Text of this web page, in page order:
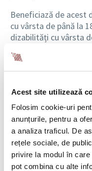
Acest site utilizează
Folosim cookie-uri
anunțurile, pentru a
a analiza traficul. De
rețele sociale, de
privire la modul în
pot combina cu alte
Beneficiază de acest
cu vârsta de până la
dizabilități cu vârsta
Dispozițiile legii nu
vaccinate la locul
angajatorului.
Pentru a nu afecta
angajatorului,
angajatorul cu privire
zilelor libere pe care